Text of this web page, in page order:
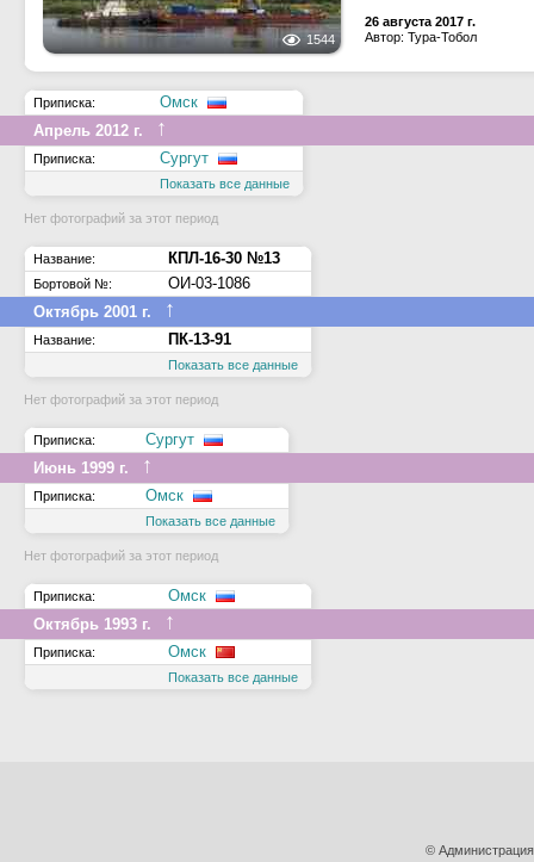
1544
26 августа 2017 г.
Автор: Тура-Тобол
Приписка:
Омск
Апрель 2012 г.
↑
Приписка: Сургут
Показать все данные
Нет фотографий за этот период
Название: КПЛ-16-30 №13
Бортовой №:
ОИ-03-1086
Октябрь 2001 г.
↑
Название: ПК-13-91
Показать все данные
Нет фотографий за этот период
Приписка:
Сургут
Июнь 1999 г.
↑
Приписка: Омск
Показать все данные
Нет фотографий за этот период
Приписка:
Омск
Октябрь 1993 г.
↑
Приписка: Омск
Показать все данные
©